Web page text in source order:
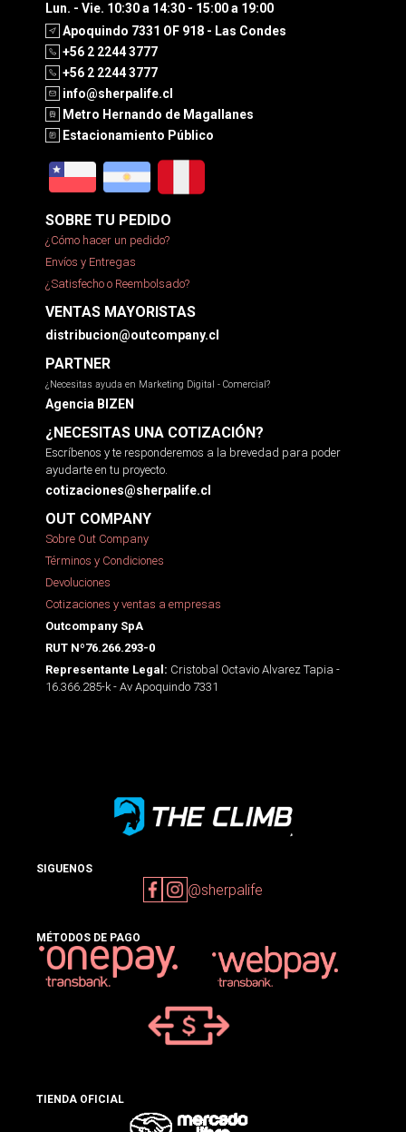
Lun. - Vie. 10:30 a 14:30 - 15:00 a 19:00
Apoquindo 7331 OF 918 - Las Condes
+56 2 2244 3777
+56 2 2244 3777
info@sherpalife.cl
Metro Hernando de Magallanes
Estacionamiento Público
SOBRE TU PEDIDO
¿Cómo hacer un pedido?
Envíos y Entregas
¿Satisfecho o Reembolsado?
VENTAS MAYORISTAS
distribucion@outcompany.cl
PARTNER
¿Necesitas ayuda en Marketing Digital - Comercial?
Agencia BIZEN
¿NECESITAS UNA COTIZACIÓN?
Escríbenos y te responderemos a la brevedad para poder
ayudarte en tu proyecto.
cotizaciones@sherpalife.cl
OUT COMPANY
Sobre Out Company
Términos y Condiciones
Devoluciones
Cotizaciones y ventas a empresas
Outcompany SpA
RUT Nº76.266.293-0
Representante Legal: Cristobal Octavio Alvarez Tapia -
16.366.285-k - Av Apoquindo 7331
SIGUENOS
@sherpalife
MÉTODOS DE PAGO
TIENDA OFICIAL